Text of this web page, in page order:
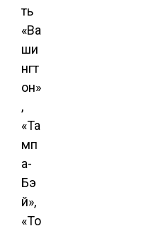
ть
«Ва
ши
нгт
он»
,
«Та
мп
а-
Бэ
й»,
«То